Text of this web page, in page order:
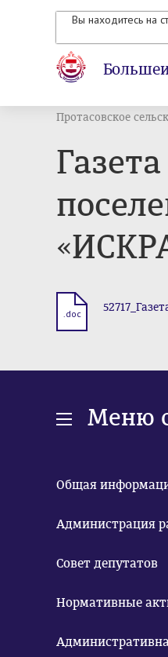
Вы находитесь на
Протасовское
.doc
Меню
Общая
Администрация
Совет депутатов
Нормативные